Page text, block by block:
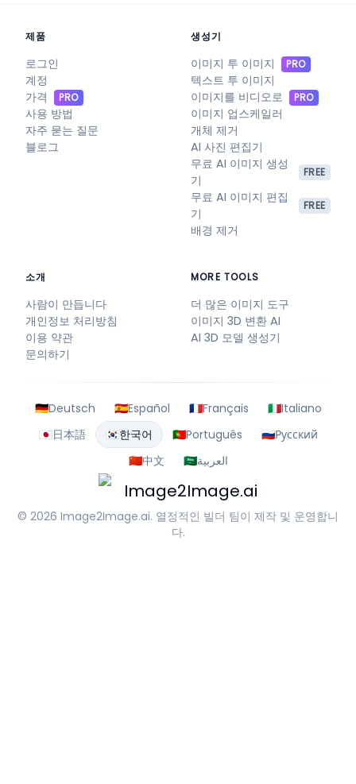
제품
로그인
계정
가격
PRO
사용 방법
자주 묻는 질문
블로그
생성기
이미지 투 이미지 PRO
텍스트 투 이미지
이미지를 비디오로
PRO
이미지 업스케일러
개체 제거
AI 사진 편집기
무료 AI 이미지 생성
기
FREE
무료 AI 이미지 편집
기
FREE
배경 제거
소개
사람이 만듭니다
개인정보 처리방침
이용 약관
문의하기
MORE TOOLS
더 많은 이미지 도구
이미지 3D 변환 AI
AI 3D 모델 생성기
🇩🇪Deutsch 🇪🇸Español 🇫🇷Français 🇮🇹Italiano
🇯🇵日本語 🇰🇷한국어 🇵🇹Português 🇷🇺Русский
🇨🇳中文 🇸🇦العربية
Image2Image.ai
© 2026 Image2Image.ai. 열정적인 빌더 팀이 제작 및 운영합니
다.